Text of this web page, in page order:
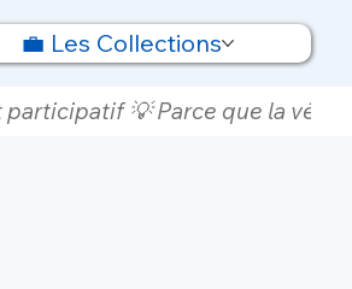
💼 Les Collections
💡 Parce que la